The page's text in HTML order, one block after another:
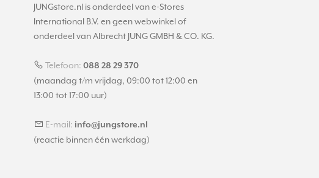
JUNGstore.nl is onderdeel van e-Stores
International B.V. en geen webwinkel of
onderdeel van Albrecht JUNG GMBH & CO. KG.
Telefoon: 088 28 29 370
(maandag t/m vrijdag, 09:00 tot 12:00 en
13:00 tot 17:00 uur)
E-mail: info@jungstore.nl
(reactie binnen één werkdag)